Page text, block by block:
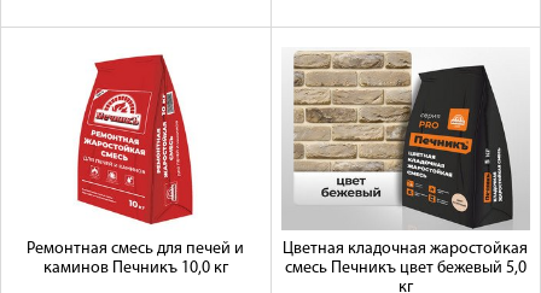
Ремонтная смесь для печей и
каминов Печникъ 10,0 кг
Цветная кладочная жаростойкая
смесь Печникъ цвет бежевый 5,0
кг